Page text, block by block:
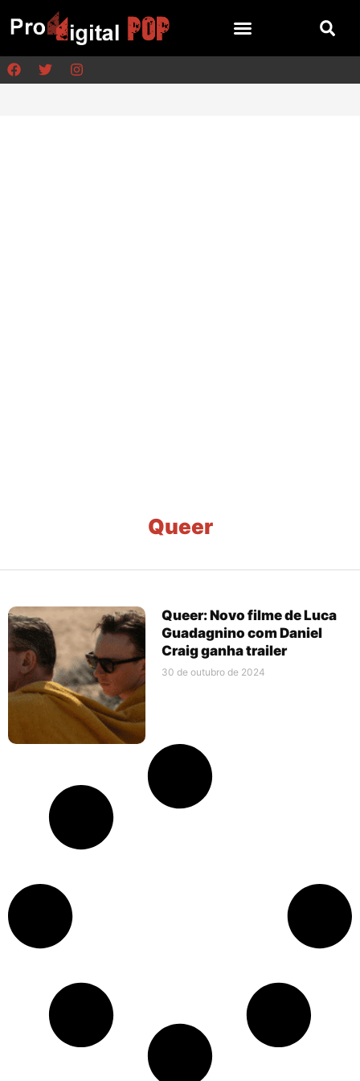
Queer
Queer: Novo filme de Luca
Guadagnino com Daniel
Craig ganha trailer
30 de outubro de 2024